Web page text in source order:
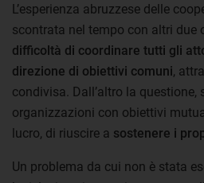
L’esperienza abruzzese delle
scontrata nel tempo con altri due
difficoltà di coordinare tutti gli
direzione di obiettivi comuni,
condivisa. Dall’altro la questione,
organizzazioni con obiettivi
lucro, di riuscire a sostenere i
Un problema da cui non è stata